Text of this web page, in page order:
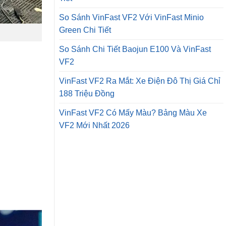
So Sánh VinFast VF2 Với VinFast Minio
Green Chi Tiết
So Sánh Chi Tiết Baojun E100 Và VinFast
VF2
VinFast VF2 Ra Mắt: Xe Điện Đô Thị Giá Chỉ
188 Triệu Đồng
VinFast VF2 Có Mấy Màu? Bảng Màu Xe
VF2 Mới Nhất 2026